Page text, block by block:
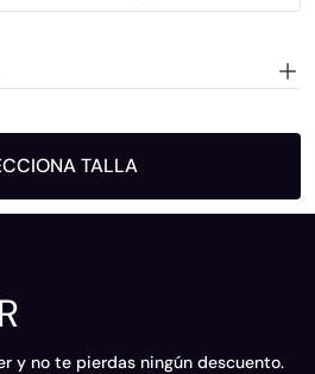
TALLA
y no te pierdas ningún descuento.